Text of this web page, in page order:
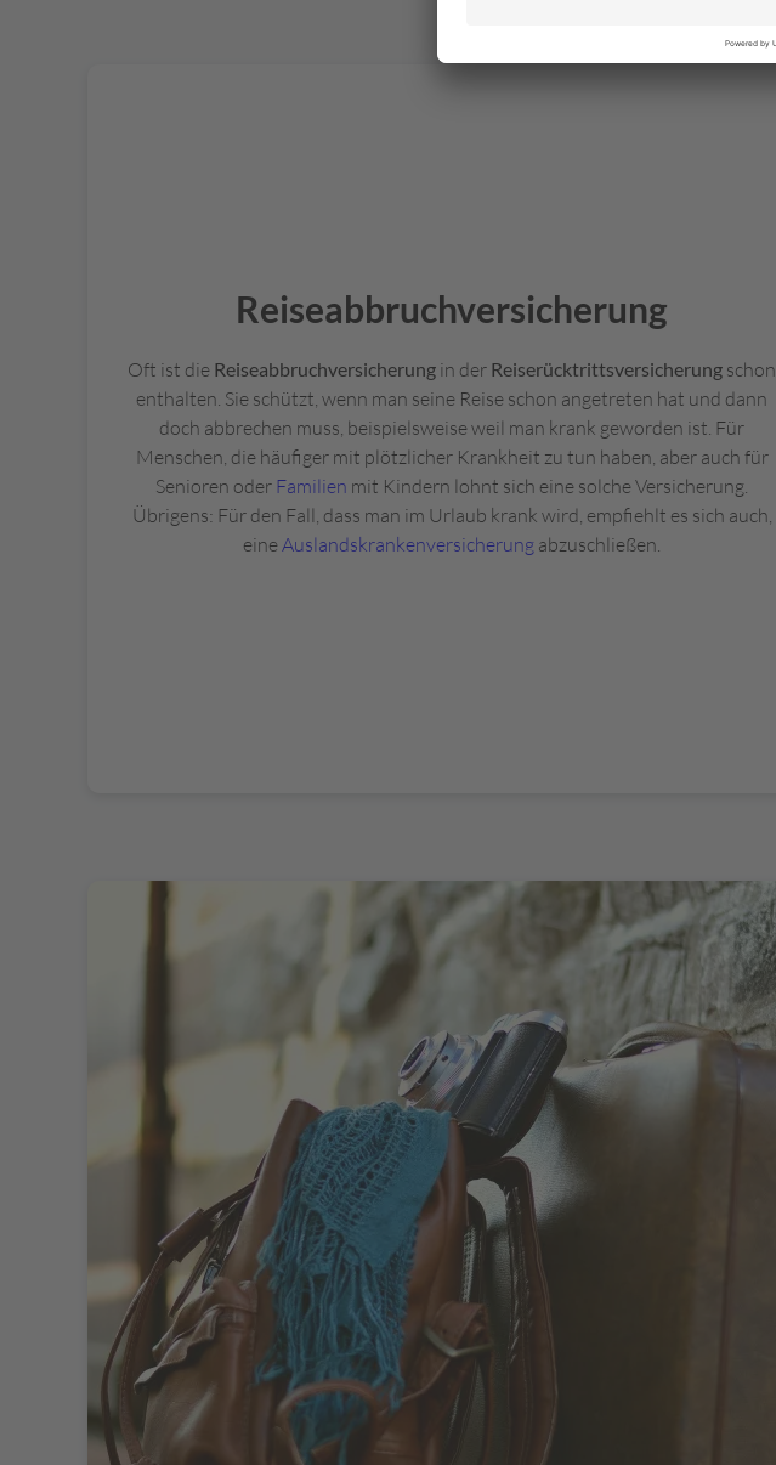
Reiseabbruchversicherung
Oft ist die Reiseabbruchversicherung in der Reiserücktrittsversicherung schon
enthalten. Sie schützt, wenn man seine Reise schon angetreten hat und dann
doch abbrechen muss, beispielsweise weil man krank geworden ist. Für
Menschen, die häufiger mit plötzlicher Krankheit zu tun haben, aber auch für
Senioren oder Familien mit Kindern lohnt sich eine solche Versicherung.
Übrigens: Für den Fall, dass man im Urlaub krank wird, empfiehlt es sich auch,
eineAuslandskrankenversicherung abzuschließen.